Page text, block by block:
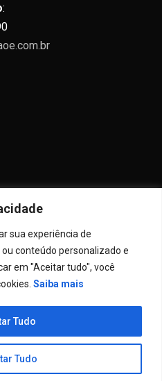
sua experiência de
conteúdo personalizado e
em "Aceitar tudo", você
Saiba mais
Tudo
Tudo
:
2024.
|Theme: Allure News
Themes